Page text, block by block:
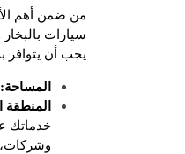
من ضمن أهم
سيارات
يجب أن يتوافر
المساحة:
المنطقة
خدماتك